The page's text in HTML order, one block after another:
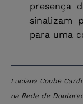
presença
sinalizam
para uma
Luciana Coube
na Rede de